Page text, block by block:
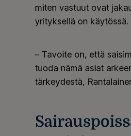
miten vastuut ovat
yrityksellä on käytössä.
– Tavoite on, että
tuoda nämä asiat
tärkeydestä,